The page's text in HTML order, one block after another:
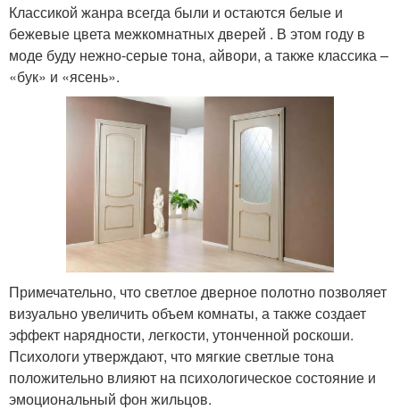
Классикой жанра всегда были и остаются белые и
бежевые цвета межкомнатных дверей . В этом году в
моде буду нежно-серые тона, айвори, а также классика –
«бук» и «ясень».
Примечательно, что светлое дверное полотно позволяет
визуально увеличить объем комнаты, а также создает
эффект нарядности, легкости, утонченной роскоши.
Психологи утверждают, что мягкие светлые тона
положительно влияют на психологическое состояние и
эмоциональный фон жильцов.